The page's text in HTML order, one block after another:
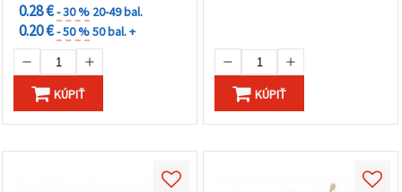
0.28 €- 30 % 20-49 bal.
0.20 €- 50 %50 bal. +
KÚPIŤ KÚPIŤ